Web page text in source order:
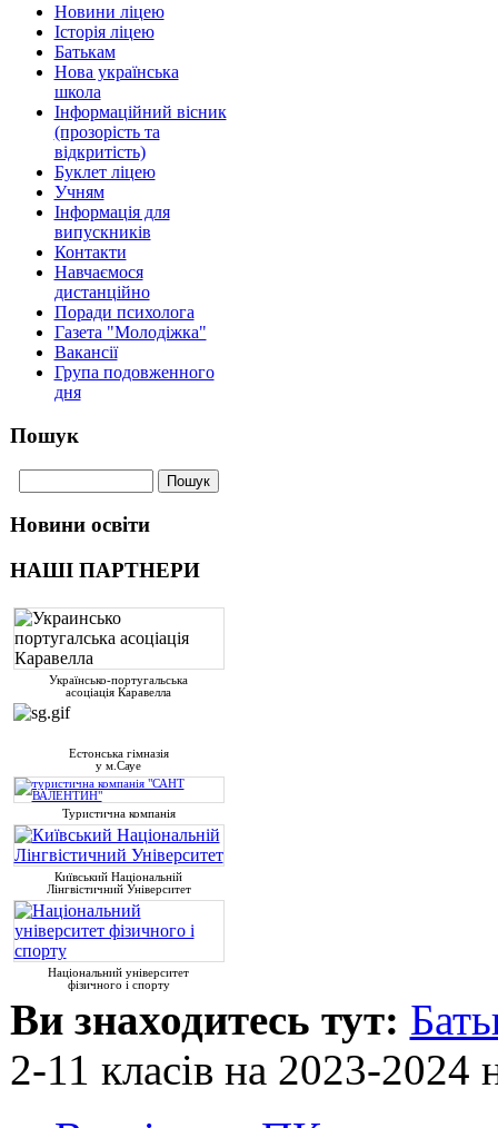
Новини ліцею
Історія ліцею
Батькам
Нова українська
школа
Інформаційний вісник
(прозорість та
відкритість)
Буклет ліцею
Учням
Інформація для
випускників
Контакти
Навчаємося
дистанційно
Поради психолога
Газета "Молодіжка"
Вакансії
Група подовженного
дня
Пошук
Новини освіти
НАШІ ПАРТНЕРИ
Українсько-португальська
асоціація Каравелла
Естонська гімназія
у м.Сауе
Туристична компанія
Київський Національній
Лінгвістичний Університет
Національний університет
фізичного і спорту
Ви знаходитесь тут:
2-11 класів на 2023-2024